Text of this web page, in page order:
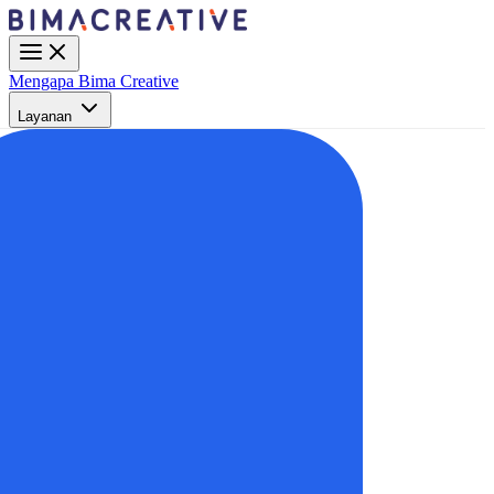
Mengapa Bima Creative
Layanan